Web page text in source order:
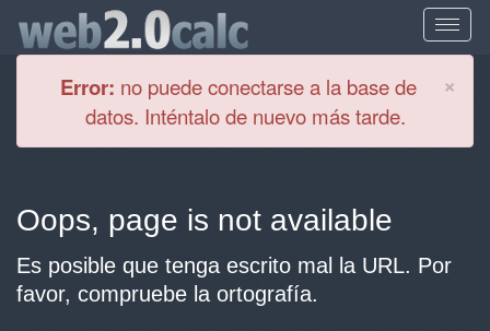
×
Error: no puede conectarse a la base de
datos. Inténtalo de nuevo más tarde.
Oops, page is not available
Es posible que tenga escrito mal la URL. Por
favor, compruebe la ortografía.